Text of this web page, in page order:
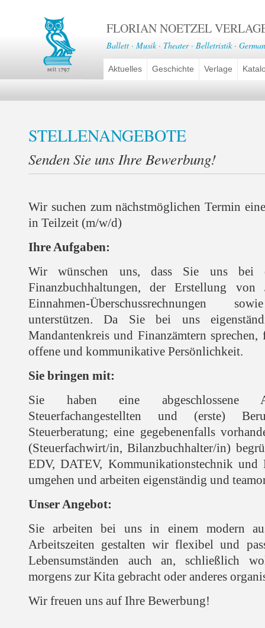
FLORIAN NOETZEL
Ballett · Musik · Theater · Belletristik ·
Aktuelles Geschichte Verlage
STELLENANGEBOTE
Senden Sie uns Ihre Bewerbung!
Wir suchen zum nächstmöglichen Termin
in Teilzeit (m/w/d)
Ihre Aufgaben:
Wir wünschen uns, dass Sie uns bei
Finanzbuchhaltungen, der Erstellung von
Einnahmen-Überschussrechnungen
unterstützen. Da Sie bei uns
Mandantenkreis und Finanzämtern
offene und kommunikative Persönlichkeit.
Sie bringen mit:
Sie haben eine abgeschlossene
Steuerfachangestellten und (erste)
Steuerberatung; eine gegebenenfalls
(Steuerfachwirt/in, Bilanzbuchhalter/in)
EDV, DATEV, Kommunikationstechnik
umgehen und arbeiten eigenständig und
Unser Angebot:
Sie arbeiten bei uns in einem modern
Arbeitszeiten gestalten wir flexibel und
Lebensumständen auch an, schließlich
morgens zur Kita gebracht oder anderes
Wir freuen uns auf Ihre Bewerbung!